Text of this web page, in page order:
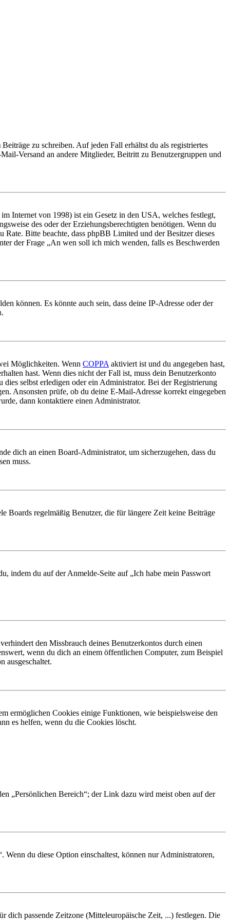
zu schreiben. Auf jeden Fall erhältst du als registriertes
Versand an andere Mitglieder, Beitritt zu Benutzergruppen und
Internet von 1998) ist ein Gesetz in den USA, welches festlegt,
des oder der Erziehungsberechtigten benötigen. Wenn du
Bitte beachte, dass phpBB Limited und der Besitzer dieses
der Frage „An wen soll ich mich wenden, falls es Beschwerden
können. Es könnte auch sein, dass deine IP-Adresse oder der
Möglichkeiten. Wenn COPPA aktiviert ist und du angegeben hast,
hast. Wenn dies nicht der Fall ist, muss dein Benutzerkonto
selbst erledigen oder ein Administrator. Bei der Registrierung
Ansonsten prüfe, ob du deine E-Mail-Adresse korrekt eingegeben
dann kontaktiere einen Administrator.
dich an einen Board-Administrator, um sicherzugehen, dass du
muss.
Boards regelmäßig Benutzer, die für längere Zeit keine Beiträge
indem du auf der Anmelde-Seite auf „Ich habe mein Passwort
den Missbrauch deines Benutzerkontos durch einen
wenn du dich an einem öffentlichen Computer, zum Beispiel
ausgeschaltet.
ermöglichen Cookies einige Funktionen, wie beispielsweise den
es helfen, wenn du die Cookies löscht.
„Persönlichen Bereich“; der Link dazu wird meist oben auf der
du diese Option einschaltest, können nur Administratoren,
dich passende Zeitzone (Mitteleuropäische Zeit, ...) festlegen. Die